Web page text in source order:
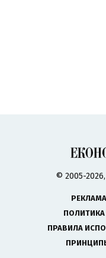
© 2005-
ПРАВИЛА